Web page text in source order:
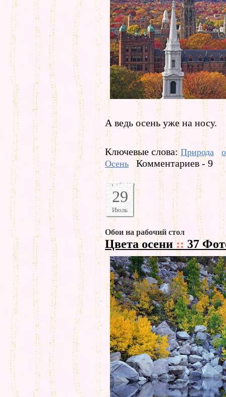
А ведь осень уже на носу.
Ключевые слова:Природа
Осень
Комментариев - 9
29
Июль
Обои на рабочий стол
Цвета осени:: 37